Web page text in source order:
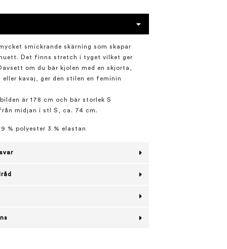
smickrande skärning som skapar
Det finns stretch i tyget vilket ger
om du bär kjolen med en skjorta,
kavaj, ger den stilen en feminin
är 178 cm och bär storlek S
midjan i stl S, ca. 74 cm.
% polyester 3 % elastan